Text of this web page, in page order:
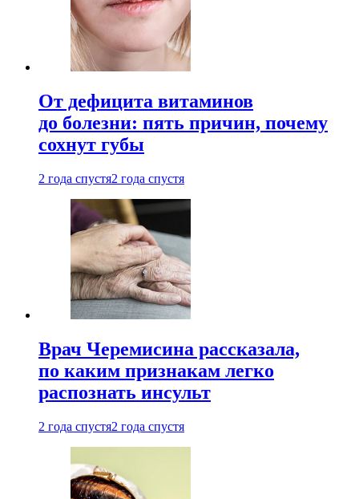
От дефицита витаминов
до болезни: пять причин, почему
сохнут губы
2 года спустя2 года спустя
Врач Черемисина рассказала,
по каким признакам легко
распознать инсульт
2 года спустя2 года спустя